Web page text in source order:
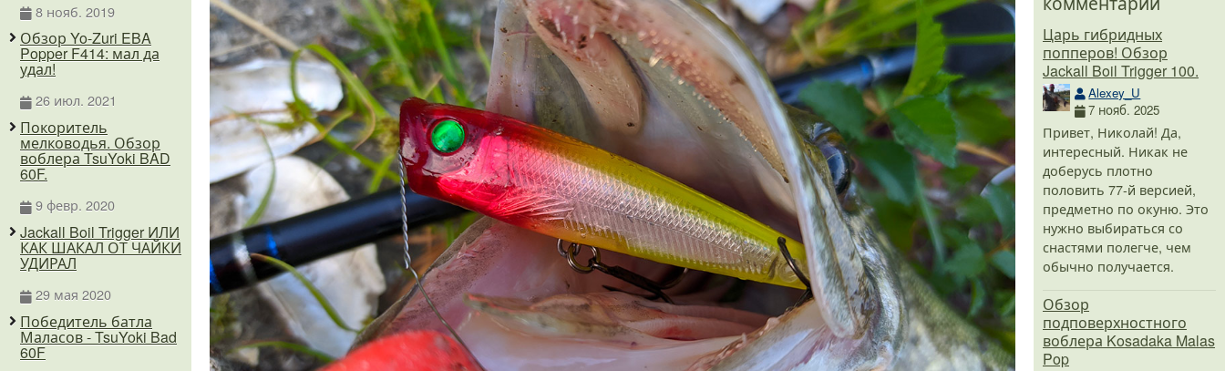
8 нояб. 2019
Обзор Yo-Zuri EBA
Popper F414: мал да
удал!
26 июл. 2021
Покоритель
мелководья. Обзор
воблера TsuYoki BAD
60F.
9 февр. 2020
Jackall Boil Trigger ИЛИ
КАК ШАКАЛ ОТ ЧАЙКИ
УДИРАЛ
29 мая 2020
Победитель батла
Маласов - TsuYoki Bad
60F
Царь гибридных
попперов! Обзор
Jackall Boil Trigger 100.
Alexey_U
7 нояб. 2025
Привет, Николай! Да,
интересный. Никак не
доберусь плотно
половить 77-й версией,
предметно по окуню. Это
нужно выбираться со
снастями полегче, чем
обычно получается.
Обзор
подповерхностного
воблера Kosadaka Malas
Pop